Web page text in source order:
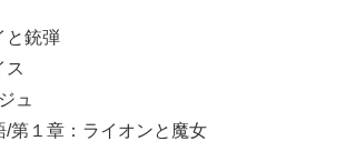
と銃弾
ス
ュ
/第１章：ライオンと魔女